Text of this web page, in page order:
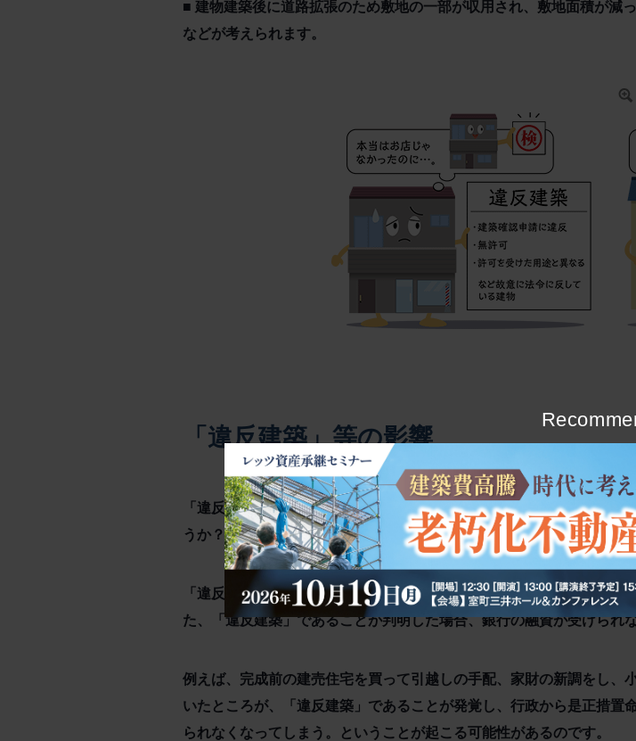
■ 建物建築後に道路拡張のため敷地の一部が収用され、敷地面積が減っ
などが考えられます。
「違反建築」等の影響
「違反建築」と「既存不適格」の違いについてある程度ご理解いた
うか？
「違反建築」の場合、行政は是正措置命令を出すことができます。
た、「違反建築」であることが判明した場合、銀行の融資が受けられ
例えば、完成前の建売住宅を買って引越しの手配、家財の新調をし、
いたところが、「違反建築」であることが発覚し、行政から是正措
られなくなってしまう。ということが起こる可能性があるのです。